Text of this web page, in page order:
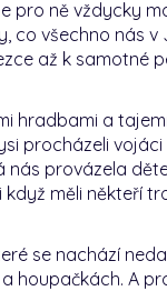
pro ně vždycky
co všechno nás v
až k samotné
hradbami a
procházeli
provázela
když měli někteří
se nachází
houpačkách. A